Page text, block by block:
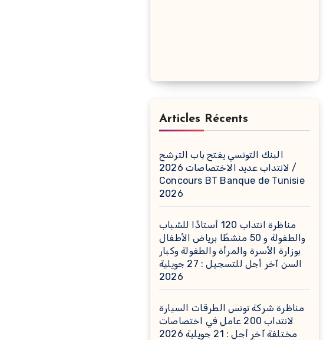
Articles Récents
البنك التونسي يفتح باب الترشح
لانتداب عديد الاختصاصات 2026 /
Concours BT Banque de Tunisie
2026
مناظرة انتداب 120 أستاذًا للشباب
والطفولة و 50 منشطًا برياض الأطفال
بوزارة الأسرة والمرأة والطفولة وكبار
السن آخر أجل للتسجيل : 27 جويلية
2026
مناظرة شركة تونس الطرقات السيارة
لانتداب 200 عامل في اختصاصات
مختلفة آخر أجل : 21 جويلية 2026